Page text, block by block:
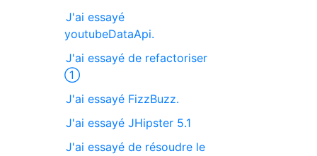
J'ai essayé
youtubeDataApi.
J'ai essayé de refactoriser
①
J'ai essayé FizzBuzz.
J'ai essayé JHipster 5.1
J'ai essayé de résoudre le